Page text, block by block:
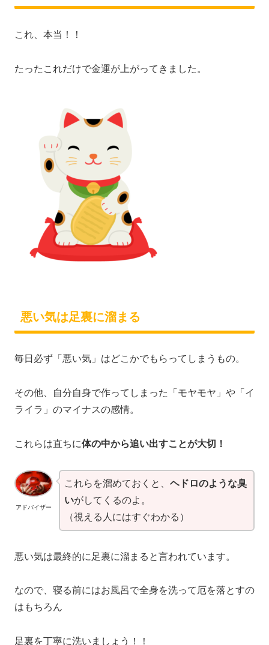
これ、本当！！
たったこれだけで金運が上がってきました。
悪い気は足裏に溜まる
毎日必ず「悪い気」はどこかでもらってしまうもの。
その他、自分自身で作ってしまった「モヤモヤ」や「イ
ライラ」のマイナスの感情。
これらは直ちに体の中から追い出すことが大切！
アドバイザー
これらを溜めておくと、 ヘドロのような臭
いがしてくるのよ。
（視える人にはすぐわかる）
悪い気は最終的に足裏に溜まると言われています。
なので、寝る前にはお風呂で全身を洗って厄を落とすの
はもちろん
足裏を丁寧に洗いましょう！！